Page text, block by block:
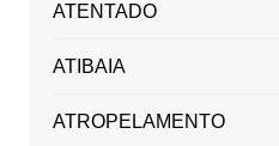
ATENTADO
ATIBAIA
ATROPELAMENTO